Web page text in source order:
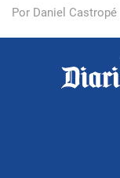
Por Daniel Castropé